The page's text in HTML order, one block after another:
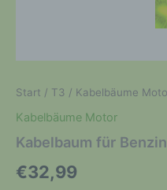
Start / T3 / Kabelbäume
Kabelbäume Motor
Kabelbaum für
€32,99